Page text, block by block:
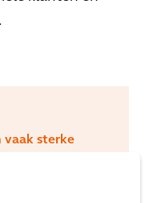
vaak sterke
en